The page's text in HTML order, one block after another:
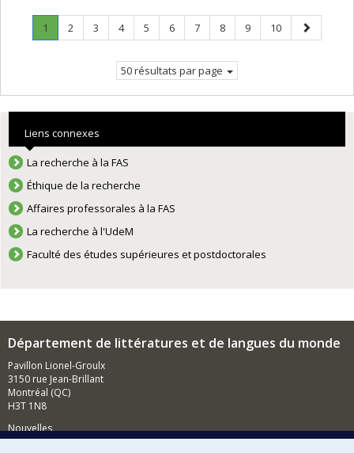
Page
1
Page
Page
2 Page
3 Page
4 Page
5 Page
6 Page
7 Page
8 Page
9 Page
10
Page
suivante
50 résultats par page
Liens connexes
La recherche à la FAS
Éthique de la recherche
Affaires professorales à la FAS
La recherche à l'UdeM
Faculté des études supérieures et postdoctorales
Département de littératures et de langues du monde
Pavillon Lionel-Groulx
3150 rue Jean-Brillant
Montréal (QC)
H3T 1N8
Nouvelles